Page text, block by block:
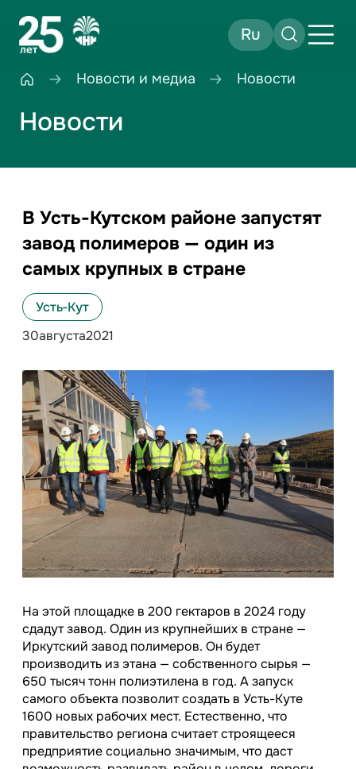
Ru
Новости и медиа Новости
Новости
В Усть-Кутском районе запустят
завод полимеров — один из
самых крупных в стране
Усть-Кут
30августа2021
На этой площадке в 200 гектаров в 2024 году
сдадут завод. Один из крупнейших в стране —
Иркутский завод полимеров. Он будет
производить из этана — собственного сырья —
650 тысяч тонн полиэтилена в год. А запуск
самого объекта позволит создать в Усть-Куте
1600 новых рабочих мест. Естественно, что
правительство региона считает строящееся
предприятие социально значимым, что даст